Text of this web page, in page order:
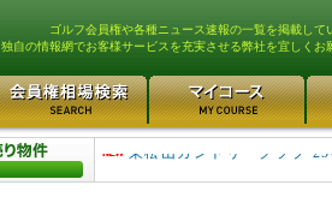
ゴルフ会員権や各種ニュース速報の一覧を掲載して
独自の情報網でお客様サービスを充実させる弊社を宜しくお
平塚富士見カントリーク
東松山カントリークラブ